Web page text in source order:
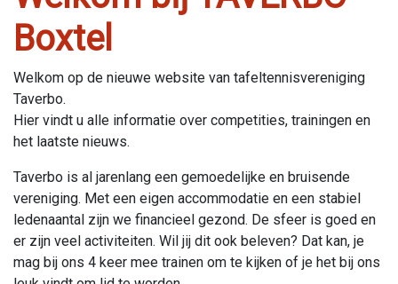
Boxtel
Welkom op de nieuwe website van tafeltennisvereniging
Taverbo.
Hier vindt u alle informatie over competities, trainingen en
het laatste nieuws.
Taverbo is al jarenlang een gemoedelijke en bruisende
vereniging. Met een eigen accommodatie en een stabiel
ledenaantal zijn we financieel gezond. De sfeer is goed en
er zijn veel activiteiten. Wil jij dit ook beleven? Dat kan, je
mag bij ons 4 keer mee trainen om te kijken of je het bij ons